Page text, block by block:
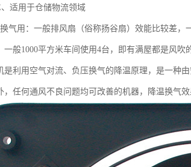
适用于仓储物流领域
气用：一般排风扇（俗称扬谷扇）效能比较差
一般1000平方米车间使用4台，即有满屋都是风吹
是利用空气对流、负压换气的降温原理，是一种
，任何通风不良问题均可改善的机器，降温换气效